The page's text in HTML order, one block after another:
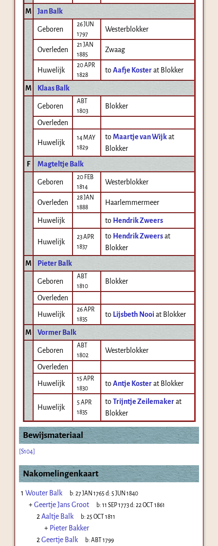
M
Jan Balk
Geboren
26 JUN
1797
Westerblokker
Overleden
21 JAN
1885
Zwaag
Huwelijk
20 APR
1828
toAafje Koster at Blokker
M Klaas Balk
Geboren
ABT
1803
Blokker
Overleden
Huwelijk
14 MAY
1829
toMaartje van Wijk at
Blokker
F
Magteltje Balk
Geboren
20 FEB
1814
Westerblokker
Overleden
28 JAN
1888
Haarlemmermeer
Huwelijk to Hendrik Zweers
Huwelijk
23 APR
1837
to Hendrik Zweers at
Blokker
M
Pieter Balk
Geboren
ABT
1810
Blokker
Overleden
Huwelijk
26 APR
1835
to Lijsbeth Nooi at Blokker
M Vormer Balk
Geboren
ABT
1802
Westerblokker
Overleden
Huwelijk
15 APR
1830
toAntje Koster at Blokker
Huwelijk
5 APR
1835
toTrijntje Zeilemaker at
Blokker
Bewijsmateriaal
[S104]
Nakomelingenkaart
1 Wouter Balk b:27 JAN 1765 d: 5 JUN 1840
+Geertje Jans Groot b:11 SEP 1773d:22 OCT 1861
2 Aaltje Balk b:25 OCT 1811
+ Pieter Bakker
2 Geertje Balk b:ABT 1799